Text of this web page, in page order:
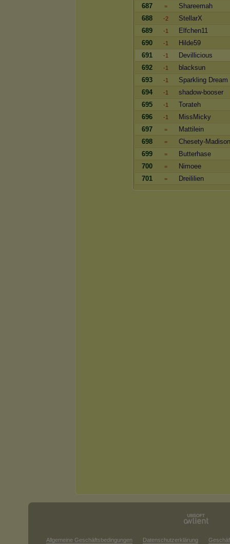
687
=
Shareemah
688
-2
StellarX
689
-1
Elfchen11
690
-1
Hilde59
691
-1
Devillicious
692
-1
blacksun
693
-1
Sparkling Dream
694
-1
shadow-booser
695
-1
Torateh
696
-1
MissMicky
697
=
Mattilein
698
=
Chesety-Madison
699
=
Butterhase
700
=
Nimoee
701
= Dreililien
Allgemeine Geschäftsbedingungen Datenschutzerklärung